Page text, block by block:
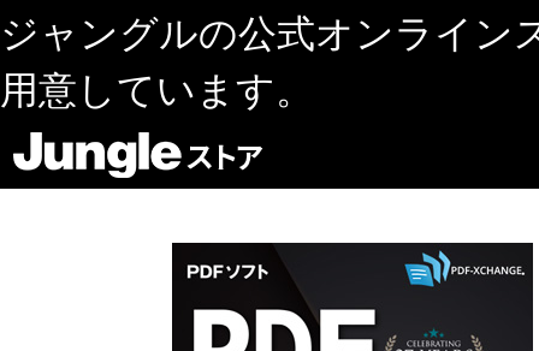
ジャングルの公式オンライン
用意しています。